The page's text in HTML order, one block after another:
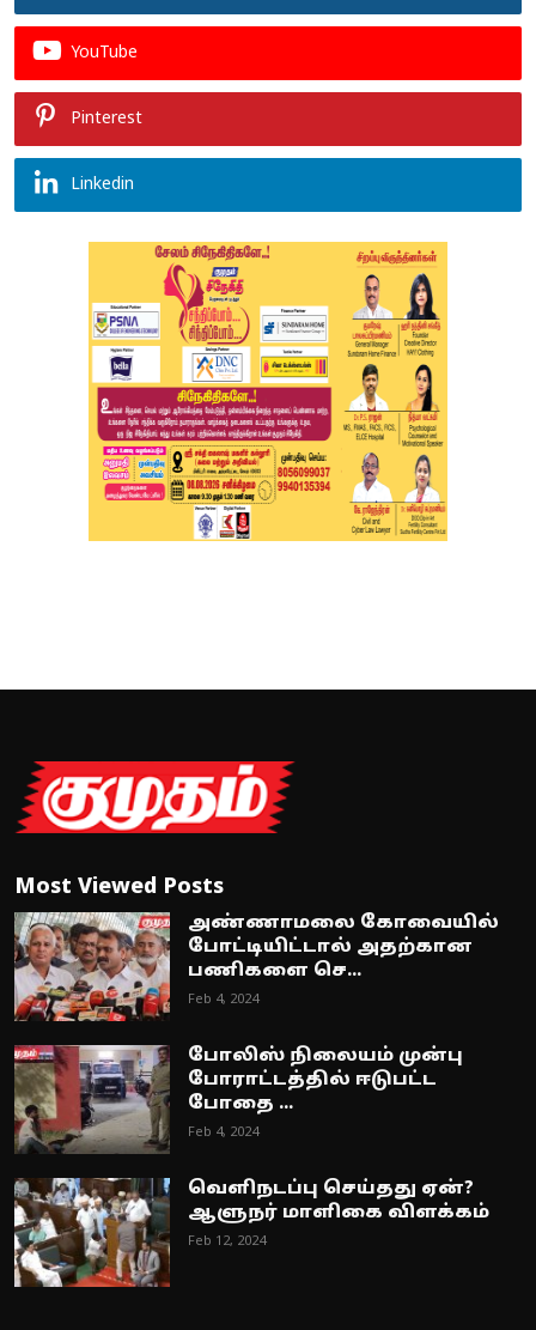
YouTube
Pinterest
Linkedin
Most Viewed Posts
அண்ணாமலை கோவையில்
போட்டியிட்டால் அதற்கான
பணிகளை செ...
Feb 4, 2024
போலிஸ் நிலையம் முன்பு
போராட்டத்தில் ஈடுபட்ட
போதை ...
Feb 4, 2024
வெளிநடப்பு செய்தது ஏன்?
ஆளுநர் மாளிகை விளக்கம்
Feb 12, 2024